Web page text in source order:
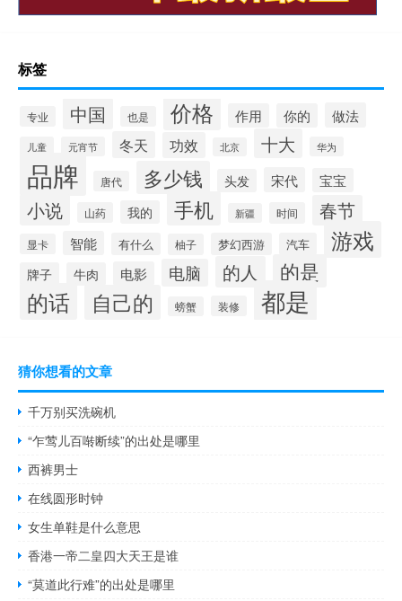
标签
专业 中国 也是 价格 作用 你的 做法
儿童 元宵节 冬天 功效 北京 十大 华为
品牌 唐代 多少钱 头发 宋代 宝宝
小说 山药 我的 手机 新疆 时间 春节
显卡 智能 有什么 柚子 梦幻西游 汽车 游戏
牌子 牛肉 电影 电脑 的人 的是
的话 自己的 螃蟹 装修 都是
猜你想看的文章
千万别买洗碗机
“乍莺儿百啭断续”的出处是哪里
西裤男士
在线圆形时钟
女生单鞋是什么意思
香港一帝二皇四大天王是谁
“莫道此行难”的出处是哪里